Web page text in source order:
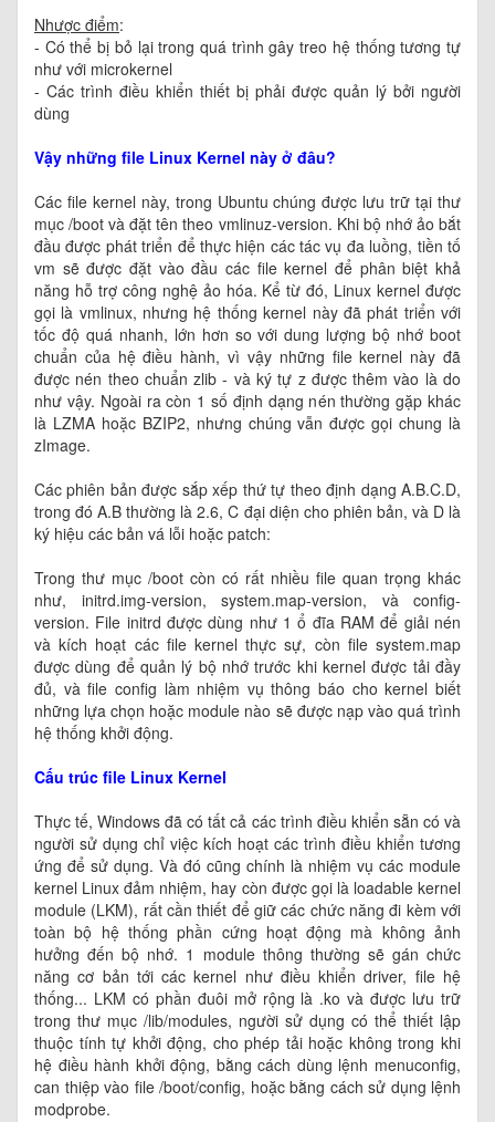
Nhược điểm:
- Có thể bị bỏ lại trong quá trình gây treo hệ thống tương tự
như với microkernel
- Các trình điều khiển thiết bị phải được quản lý bởi người
dùng
Vậy những file Linux Kernel này ở đâu?
Các file kernel này, trong Ubuntu chúng được lưu trữ tại thư
mục /boot và đặt tên theo vmlinuz-version. Khi bộ nhớ ảo bắt
đầu được phát triển để thực hiện các tác vụ đa luồng, tiền tố
vm sẽ được đặt vào đầu các file kernel để phân biệt khả
năng hỗ trợ công nghệ ảo hóa. Kể từ đó, Linux kernel được
gọi là vmlinux, nhưng hệ thống kernel này đã phát triển với
tốc độ quá nhanh, lớn hơn so với dung lượng bộ nhớ boot
chuẩn của hệ điều hành, vì vậy những file kernel này đã
được nén theo chuẩn zlib - và ký tự z được thêm vào là do
như vậy. Ngoài ra còn 1 số định dạng nén thường gặp khác
là LZMA hoặc BZIP2, nhưng chúng vẫn được gọi chung là
zImage.
Các phiên bản được sắp xếp thứ tự theo định dạng A.B.C.D,
trong đó A.B thường là 2.6, C đại diện cho phiên bản, và D là
ký hiệu các bản vá lỗi hoặc patch:
Trong thư mục /boot còn có rất nhiều file quan trọng khác
như, initrd.img-version, system.map-version, và config-
version. File initrd được dùng như 1 ổ đĩa RAM để giải nén
và kích hoạt các file kernel thực sự, còn file system.map
được dùng để quản lý bộ nhớ trước khi kernel được tải đầy
đủ, và file config làm nhiệm vụ thông báo cho kernel biết
những lựa chọn hoặc module nào sẽ được nạp vào quá trình
hệ thống khởi động.
Cấu trúc file Linux Kernel
Thực tế, Windows đã có tất cả các trình điều khiển sẵn có và
người sử dụng chỉ việc kích hoạt các trình điều khiển tương
ứng để sử dụng. Và đó cũng chính là nhiệm vụ các module
kernel Linux đảm nhiệm, hay còn được gọi là loadable kernel
module (LKM), rất cần thiết để giữ các chức năng đi kèm với
toàn bộ hệ thống phần cứng hoạt động mà không ảnh
hưởng đến bộ nhớ. 1 module thông thường sẽ gán chức
năng cơ bản tới các kernel như điều khiển driver, file hệ
thống... LKM có phần đuôi mở rộng là .ko và được lưu trữ
trong thư mục /lib/modules, người sử dụng có thể thiết lập
thuộc tính tự khởi động, cho phép tải hoặc không trong khi
hệ điều hành khởi động, bằng cách dùng lệnh menuconfig,
can thiệp vào file /boot/config, hoặc bằng cách sử dụng lệnh
modprobe.